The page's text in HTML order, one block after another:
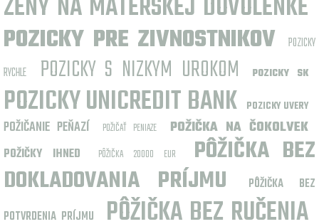
ZENY NA MATERSKEJ DOVOLENKE
POZICKY PRE ZIVNOSTNIKOV
POZICKY
RYCHLE
POZICKY S NIZKYM UROKOM POZICKY SK
POZICKY UNICREDIT BANK POZICKY UVERY
POŽIČANIE PEŇAZÍ POŽIČAŤ PENIAZE POŽIČKA NA ČOKOLVEK
POŽIČKY IHNED PÔŽIČKA 20000 EUR
PÔŽIČKA BEZ
DOKLADOVANIA PRÍJMU
PÔŽIČKA BEZ
POTVRDENIA PRÍJMU
PÔŽIČKA BEZ RUČENIA